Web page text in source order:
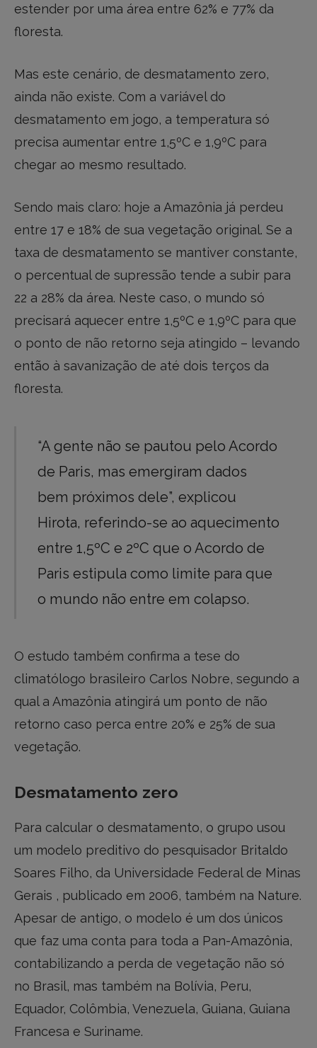
estender por uma área entre 62% e 77% da
floresta.
Mas este cenário, de desmatamento zero,
ainda não existe. Com a variável do
desmatamento em jogo, a temperatura só
precisa aumentar entre 1,5ºC e 1,9ºC para
chegar ao mesmo resultado.
Sendo mais claro: hoje a Amazônia já perdeu
entre 17 e 18% de sua vegetação original. Se a
taxa de desmatamento se mantiver constante,
o percentual de supressão tende a subir para
22 a 28% da área. Neste caso, o mundo só
precisará aquecer entre 1,5ºC e 1,9ºC para que
o ponto de não retorno seja atingido – levando
então à savanização de até dois terços da
floresta.
“A gente não se pautou pelo Acordo
de Paris, mas emergiram dados
bem próximos dele”, explicou
Hirota, referindo-se ao aquecimento
entre 1,5ºC e 2ºC que o Acordo de
Paris estipula como limite para que
o mundo não entre em colapso.
O estudo também confirma a tese do
climatólogo brasileiro Carlos Nobre, segundo a
qual a Amazônia atingirá um ponto de não
retorno caso perca entre 20% e 25% de sua
vegetação.
Desmatamento zero
Para calcular o desmatamento, o grupo usou
um modelo preditivo do pesquisador Britaldo
Soares Filho, da Universidade Federal de Minas
Gerais , publicado em 2006, também na Nature.
Apesar de antigo, o modelo é um dos únicos
que faz uma conta para toda a Pan-Amazônia,
contabilizando a perda de vegetação não só
no Brasil, mas também na Bolívia, Peru,
Equador, Colômbia, Venezuela, Guiana, Guiana
Francesa e Suriname.